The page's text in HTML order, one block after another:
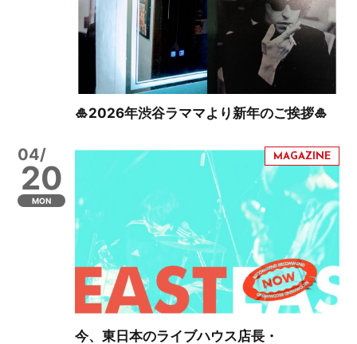
🎍2026年渋谷ラママより新年のご挨拶🎍
04/
20
MON
今、東日本のライブハウス店長・